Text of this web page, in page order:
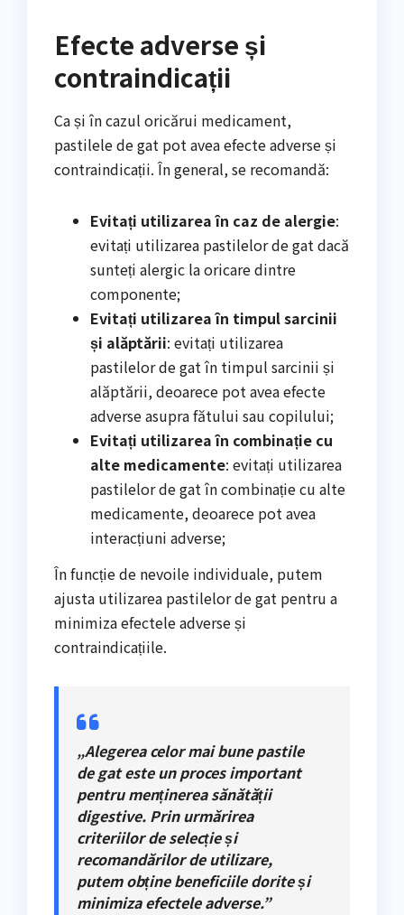
Efecte adverse și
contraindicații
Ca și în cazul oricărui medicament,
pastilele de gat pot avea efecte adverse și
contraindicații. În general, se recomandă:
Evitați utilizarea în caz de alergie:
evitați utilizarea pastilelor de gat dacă
sunteți alergic la oricare dintre
componente;
Evitați utilizarea în timpul sarcinii
și alăptării: evitați utilizarea
pastilelor de gat în timpul sarcinii și
alăptării, deoarece pot avea efecte
adverse asupra fătului sau copilului;
Evitați utilizarea în combinație cu
alte medicamente: evitați utilizarea
pastilelor de gat în combinație cu alte
medicamente, deoarece pot avea
interacțiuni adverse;
În funcție de nevoile individuale, putem
ajusta utilizarea pastilelor de gat pentru a
minimiza efectele adverse și
contraindicațiile.
„Alegerea celor mai bune pastile
de gat este un proces important
pentru menținerea sănătății
digestive. Prin urmărirea
criteriilor de selecție și
recomandărilor de utilizare,
putem obține beneficiile dorite și
minimiza efectele adverse.”